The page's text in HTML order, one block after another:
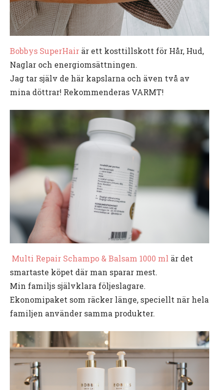
Bobbys SuperHair är ett kosttillskott för Hår, Hud,
Naglar och energiomsättningen.
Jag tar själv de här kapslarna och även två av
mina döttrar! Rekommenderas VARMT!
Multi Repair Schampo & Balsam 1000 ml är det
smartaste köpet där man sparar mest.
Min familjs självklara följeslagare.
Ekonomipaket som räcker länge, speciellt när hela
familjen använder samma produkter.